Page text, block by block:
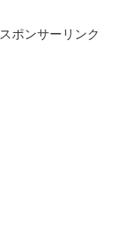
スポンサーリンク